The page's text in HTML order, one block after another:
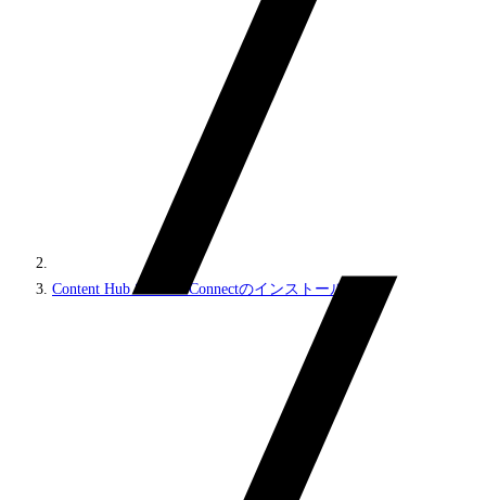
Content Hub Sitecore Connectのインストール